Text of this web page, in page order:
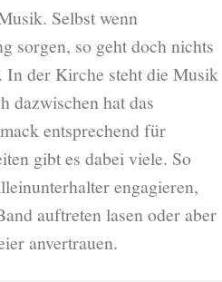
Selbst wenn
sorgen, so geht doch nichts
In der Kirche steht die Musik
dazwischen hat das
entsprechend für
gibt es dabei viele. So
engagieren,
auftreten lasen oder aber
anvertrauen.